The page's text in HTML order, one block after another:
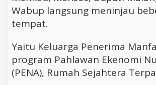
Wabup langsung meninjau
tempat.
Yaitu Keluarga Penerima
program Pahlawan Ekenomi
(PENA), Rumah Sejahtera